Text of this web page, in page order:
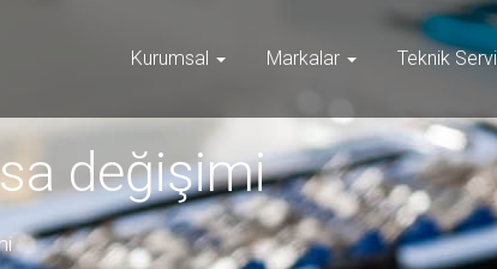
Kurumsal Markalar Teknik
değişimi